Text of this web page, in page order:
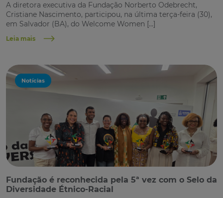
A diretora executiva da Fundação Norberto Odebrecht,
Cristiane Nascimento, participou, na última terça-feira (30),
em Salvador (BA), do Welcome Women […]
Leia mais
Notícias
Fundação é reconhecida pela 5ª vez com o Selo da
Diversidade Étnico-Racial